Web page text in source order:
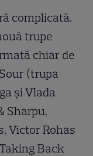
complicată.
trupe
chiar de
(trupa
și Vlada
Sharpu,
Victor Rohas
Back